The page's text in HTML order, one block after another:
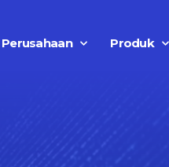
Perusahaan Produk